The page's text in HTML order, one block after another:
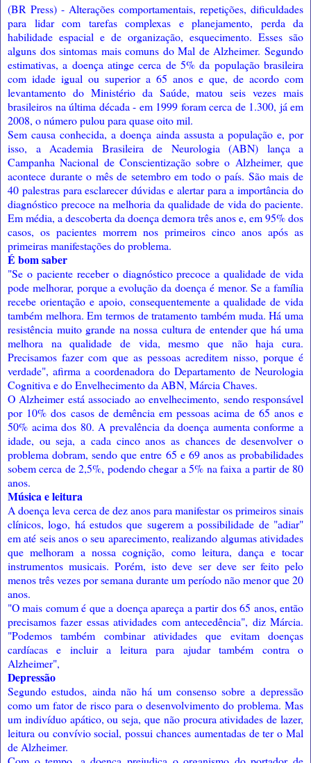
(BR Press) - Alterações comportamentais, repetições, dificuldades
para lidar com tarefas complexas e planejamento, perda da
habilidade espacial e de organização, esquecimento. Esses são
alguns dos sintomas mais comuns do Mal de Alzheimer. Segundo
estimativas, a doença atinge cerca de 5% da população brasileira
com idade igual ou superior a 65 anos e que, de acordo com
levantamento do Ministério da Saúde, matou seis vezes mais
brasileiros na última década - em 1999 foram cerca de 1.300, já em
2008, o número pulou para quase oito mil.
Sem causa conhecida, a doença ainda assusta a população e, por
isso, a Academia Brasileira de Neurologia (ABN) lança a
Campanha Nacional de Conscientização sobre o Alzheimer, que
acontece durante o mês de setembro em todo o país. São mais de
40 palestras para esclarecer dúvidas e alertar para a importância do
diagnóstico precoce na melhoria da qualidade de vida do paciente.
Em média, a descoberta da doença demora três anos e, em 95% dos
casos, os pacientes morrem nos primeiros cinco anos após as
primeiras manifestações do problema.
É bom saber
"Se o paciente receber o diagnóstico precoce a qualidade de vida
pode melhorar, porque a evolução da doença é menor. Se a família
recebe orientação e apoio, consequentemente a qualidade de vida
também melhora. Em termos de tratamento também muda. Há uma
resistência muito grande na nossa cultura de entender que há uma
melhora na qualidade de vida, mesmo que não haja cura.
Precisamos fazer com que as pessoas acreditem nisso, porque é
verdade", afirma a coordenadora do Departamento de Neurologia
Cognitiva e do Envelhecimento da ABN, Márcia Chaves.
O Alzheimer está associado ao envelhecimento, sendo responsável
por 10% dos casos de demência em pessoas acima de 65 anos e
50% acima dos 80. A prevalência da doença aumenta conforme a
idade, ou seja, a cada cinco anos as chances de desenvolver o
problema dobram, sendo que entre 65 e 69 anos as probabilidades
sobem cerca de 2,5%, podendo chegar a 5% na faixa a partir de 80
anos.
Música e leitura
A doença leva cerca de dez anos para manifestar os primeiros sinais
clínicos, logo, há estudos que sugerem a possibilidade de "adiar"
em até seis anos o seu aparecimento, realizando algumas atividades
que melhoram a nossa cognição, como leitura, dança e tocar
instrumentos musicais. Porém, isto deve ser deve ser feito pelo
menos três vezes por semana durante um período não menor que 20
anos.
"O mais comum é que a doença apareça a partir dos 65 anos, então
precisamos fazer essas atividades com antecedência", diz Márcia.
"Podemos também combinar atividades que evitam doenças
cardíacas e incluir a leitura para ajudar também contra o
Alzheimer",
Depressão
Segundo estudos, ainda não há um consenso sobre a depressão
como um fator de risco para o desenvolvimento do problema. Mas
um indivíduo apático, ou seja, que não procura atividades de lazer,
leitura ou convívio social, possui chances aumentadas de ter o Mal
de Alzheimer.